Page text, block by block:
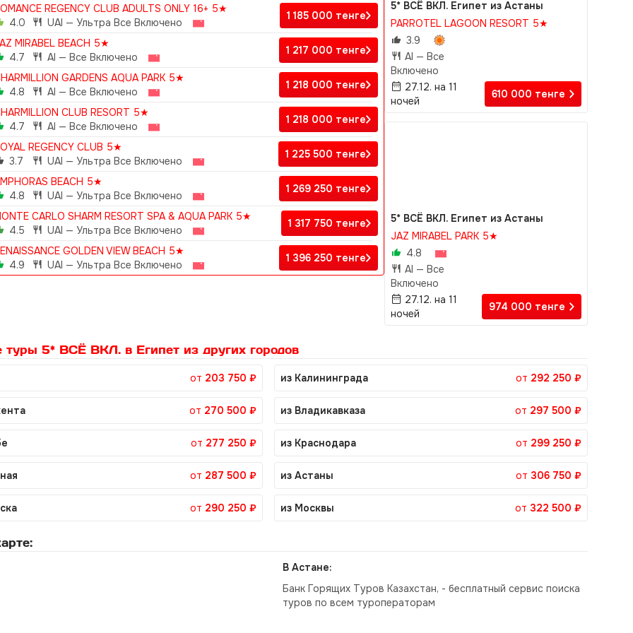
REGENCY CLUB ADULTS ONLY 16+ 5★
4.0
UAI — Ультра Все Включено
1 185 000 тенге
MIRABEL BEACH 5★
4.7
AI — Все Включено
1 217 000 тенге
GARDENS AQUA PARK 5★
4.8
AI — Все Включено
1 218 000 тенге
CLUB RESORT 5★
4.7
AI — Все Включено
1 218 000 тенге
REGENCY CLUB 5★
3.7
UAI — Ультра Все Включено
1 225 500 тенге
BEACH 5★
4.8
UAI — Ультра Все Включено
1 269 250 тенге
CARLO SHARM RESORT SPA & AQUA PARK 5★
4.5
UAI — Ультра Все Включено
1 317 750 тенге
GOLDEN VIEW BEACH 5★
4.9
UAI — Ультра Все Включено
1 396 250 тенге
5* ВСЁ ВКЛ. Египет из Астаны
PARROTEL LAGOON RESORT 5★
3.9
AI — Все
Включено
27.12. на 11
ночей
610 000 тенге
5* ВСЁ ВКЛ. Египет из Астаны
JAZ MIRABEL PARK 5★
4.8
AI — Все
Включено
27.12. на 11
ночей
974 000 тенге
туры 5* ВСЁ ВКЛ. в Египет из других городов
от 203 750 ₽
от 270 500 ₽
от 277 250 ₽
от 287 500 ₽
от 290 250 ₽
из Калининграда от 292 250 ₽
из Владикавказа от 297 500 ₽
из Краснодара от 299 250 ₽
из Астаны от 306 750 ₽
из Москвы от 322 500 ₽
В Астане:
Банк Горящих Туров Казахстан, - бесплатный сервис поиска
туров по всем туроператорам